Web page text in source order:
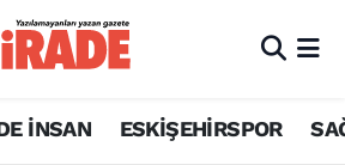
İNSAN ESKİŞEHİRSPOR